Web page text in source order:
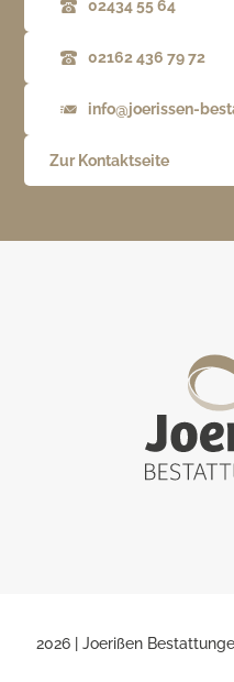
02434 55 64
02162 436 79 72
info@joerissen-
Zur Kontaktseite
2026 | Joerißen